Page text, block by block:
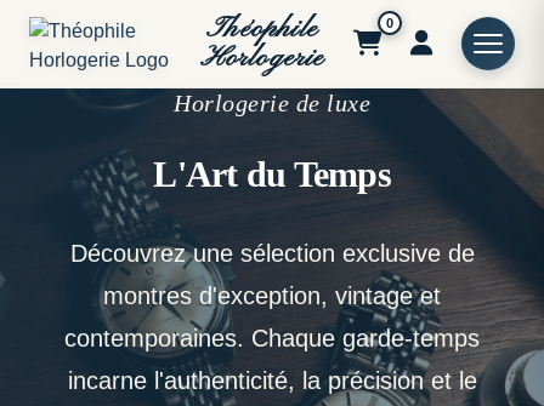
Théophile
Horlogerie
0
Horlogerie de luxe
L'Art du Temps
Découvrez une sélection exclusive de
montres d'exception, vintage et
contemporaines. Chaque garde-temps
incarne l'authenticité, la précision et le